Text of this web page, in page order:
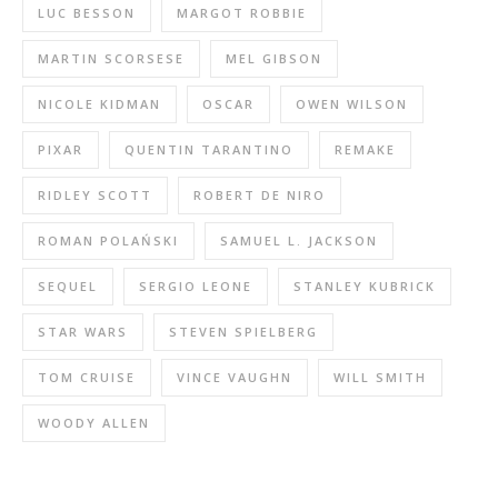
LUC BESSON MARGOT ROBBIE
MARTIN SCORSESE MEL GIBSON
NICOLE KIDMAN OSCAR OWEN WILSON
PIXAR QUENTIN TARANTINO REMAKE
RIDLEY SCOTT ROBERT DE NIRO
ROMAN POLAŃSKI SAMUEL L. JACKSON
SEQUEL SERGIO LEONE STANLEY KUBRICK
STAR WARS STEVEN SPIELBERG
TOM CRUISE VINCE VAUGHN WILL SMITH
WOODY ALLEN